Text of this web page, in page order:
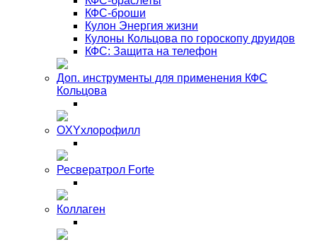
КФС-броши
Кулон Энергия жизни
Кулоны Кольцова по гороскопу друидов
КФС: Защита на телефон
Доп. инструменты для применения КФС
Кольцова
OXYхлорофилл
Ресвератрол Forte
Коллаген